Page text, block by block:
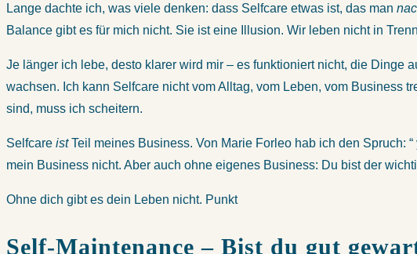
Lange dachte ich, was viele denken: dass Selfcare etwas ist, das man
Balance gibt es für mich nicht. Sie ist eine Illusion. Wir leben nicht in
Je länger ich lebe, desto klarer wird mir – es funktioniert nicht, die Dinge
wachsen. Ich kann Selfcare nicht vom Alltag, vom Leben, vom Business
sind, muss ich scheitern.
Selfcare istTeil meines Business. Von Marie Forleo hab ich den Spruch:
mein Business nicht. Aber auch ohne eigenes Business: Du bist der
Ohne dich gibt es dein Leben nicht. Punkt
Self-Maintenance – Bist du gut